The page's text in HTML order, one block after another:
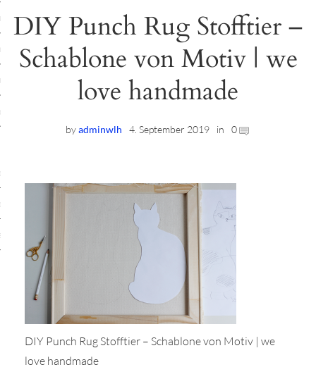
Workshops
Location
Workshops
DIY Punch Rug Stofftier –
Schablone von Motiv | we
love handmade
byadminwlh 4. September 2019 in 0
DIY Punch Rug Stofftier – Schablone von Motiv | we
love handmade